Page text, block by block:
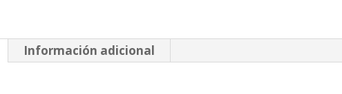
Información adicional